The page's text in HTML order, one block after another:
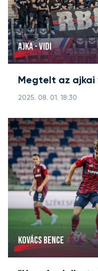
AJKA - VIDI
Megtelt az ajkai
2025. 08. 01. 18:30
KOVÁCS BENCE